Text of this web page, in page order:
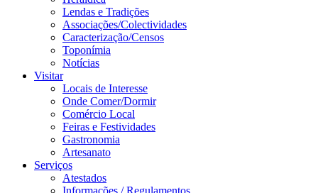
Lendas e Tradições
Associações/Colectividades
Caracterização/Censos
Toponímia
Notícias
Visitar
Locais de Interesse
Onde Comer/Dormir
Comércio Local
Feiras e Festividades
Gastronomia
Artesanato
Serviços
Atestados
Informações / Regulamentos